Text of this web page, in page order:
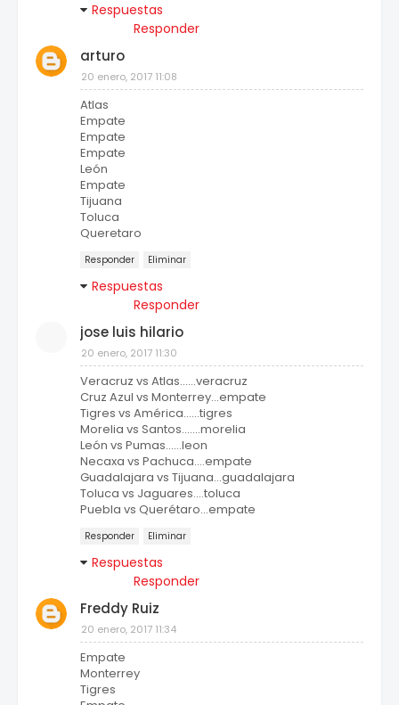
Respuestas
Responder
arturo
20 enero, 2017 11:08
Atlas
Empate
Empate
Empate
León
Empate
Tijuana
Toluca
Queretaro
Responder Eliminar
Respuestas
Responder
jose luis hilario
20 enero, 2017 11:30
Veracruz vs Atlas......veracruz
Cruz Azul vs Monterrey...empate
Tigres vs América......tigres
Morelia vs Santos.......morelia
León vs Pumas......leon
Necaxa vs Pachuca....empate
Guadalajara vs Tijuana...guadalajara
Toluca vs Jaguares....toluca
Puebla vs Querétaro...empate
Responder Eliminar
Respuestas
Responder
Freddy Ruiz
20 enero, 2017 11:34
Empate
Monterrey
Tigres